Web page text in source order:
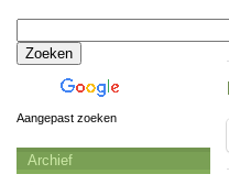
Aangepast zoeken
Archief